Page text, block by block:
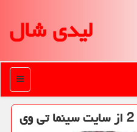
لیدی شال
منو